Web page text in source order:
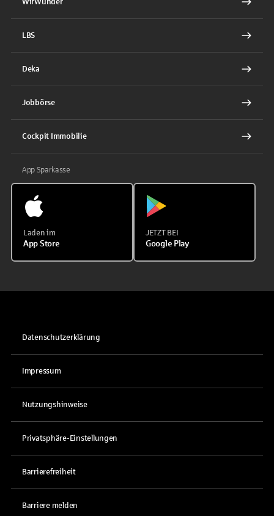
LBS
Deka
Jobbörse
Cockpit Immobilie
App Sparkasse
Laden im
App Store
JETZT BEI
Google Play
Datenschutzerklärung
Impressum
Nutzungshinweise
Privatsphäre-Einstellungen
Barrierefreiheit
Barriere melden